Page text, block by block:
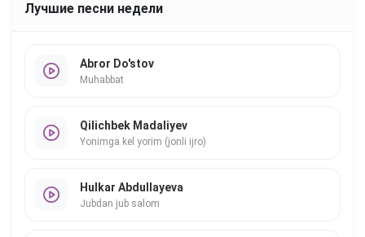
Лучшие песни недели
Abror Do'stov
Muhabbat
Qilichbek Madaliyev
Yonimga kel yorim (jonli ijro)
Hulkar Abdullayeva
Jubdan jub salom